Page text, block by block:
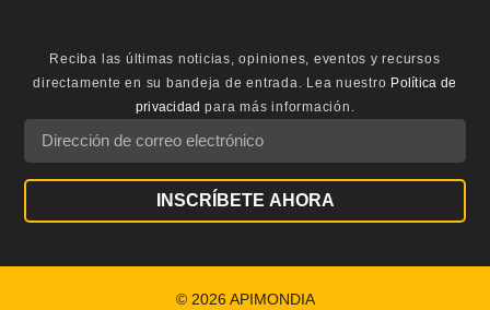
Reciba las últimas noticias, opiniones, eventos y recursos
directamente en su bandeja de entrada. Lea nuestro Política de
privacidad para más información.
INSCRÍBETE AHORA
© 2026 APIMONDIA